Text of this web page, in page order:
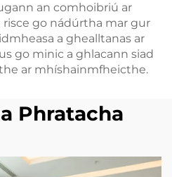
an comhoibriú ar
risce go nádúrtha mar gur
a ghealltanas ar
go minic a ghlacann siad
ar mhíshainmfheicthe.
Phratacha